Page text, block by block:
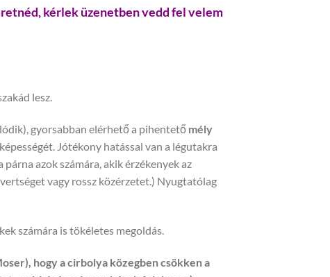
kérlek üzenetben vedd fel velem
lesz.
gyorsabban elérhető a pihentető mély
Jótékony hatással van a légutakra
azok számára, akik érzékenyek az
vagy rossz közérzetet.) Nyugtatólag
számára is tökéletes megoldás.
hogy a cirbolya közegben csökken a